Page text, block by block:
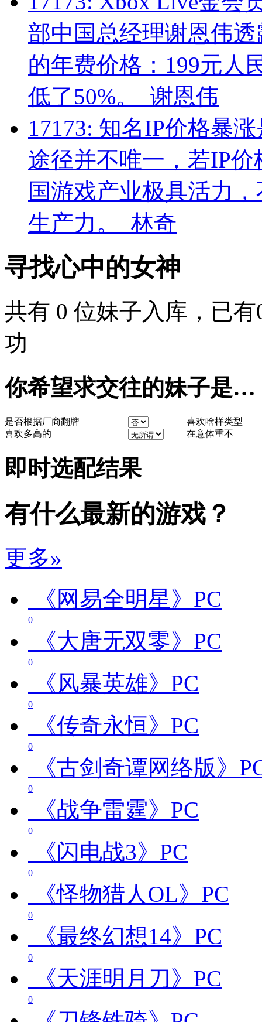
部中国总经理谢恩伟
的年费价格：199元人
低了50%。
谢恩伟
17173: 知名IP价格暴
途径并不唯一，若IP
国游戏产业极具活力
生产力。
林奇
寻找心中的女神
共有 0 位妹子入库，已有
功
你希望求交往的妹子是…
是否根据厂商翻牌
喜欢啥样类型
喜欢多高的
在意体重不
即时选配结果
有什么最新的游戏？
更多»
《网易全明星》 PC
0
《大唐无双零》 PC
0
《风暴英雄》 PC
0
《传奇永恒》 PC
0
《古剑奇谭网络版》
0
《战争雷霆》 PC
0
《闪电战3》 PC
0
《怪物猎人OL》 PC
0
《最终幻想14》 PC
0
《天涯明月刀》 PC
0